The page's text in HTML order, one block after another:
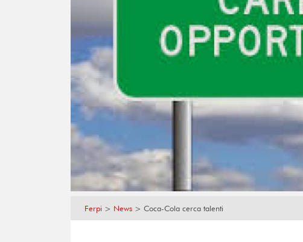
Ferpi > News > Coca-Cola cerca talenti